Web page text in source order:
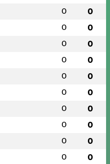
0 0
0 0
0 0
0 0
0 0
0 0
0 0
0 0
0 0
0 0